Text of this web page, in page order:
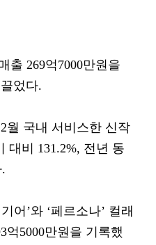
출 269억7000만원을
었다.
월 국내 서비스한 신작
대비 131.2%, 전년 동
어’와 ‘페르소나’ 컬래
억5000만원을 기록했